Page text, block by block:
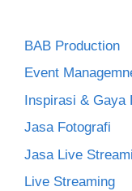
BAB Production
Event
Inspirasi & Gaya
Jasa Fotografi
Jasa Live
Live Streaming